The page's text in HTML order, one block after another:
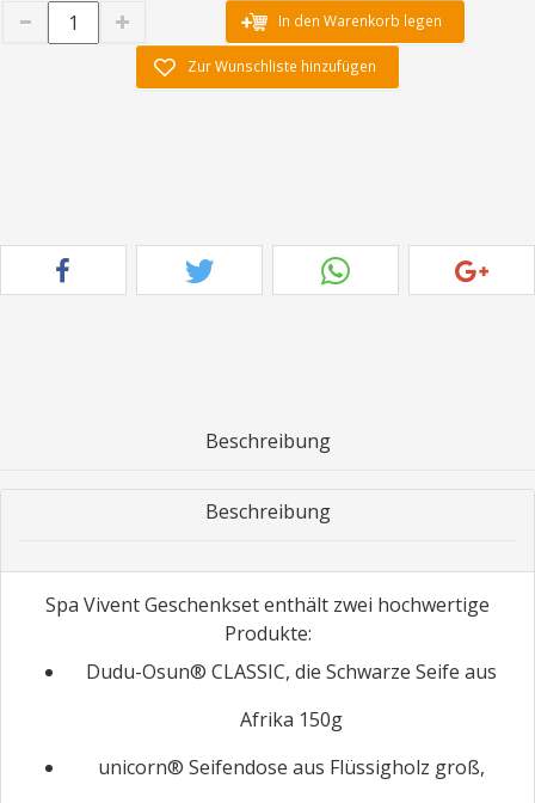
In den Warenkorb legen
Zur Wunschliste hinzufügen
Beschreibung
Beschreibung
Spa Vivent Geschenkset enthält zwei hochwertige
Produkte:
Dudu-Osun® CLASSIC, die Schwarze Seife aus
Afrika 150g
unicorn® Seifendose aus Flüssigholz groß,